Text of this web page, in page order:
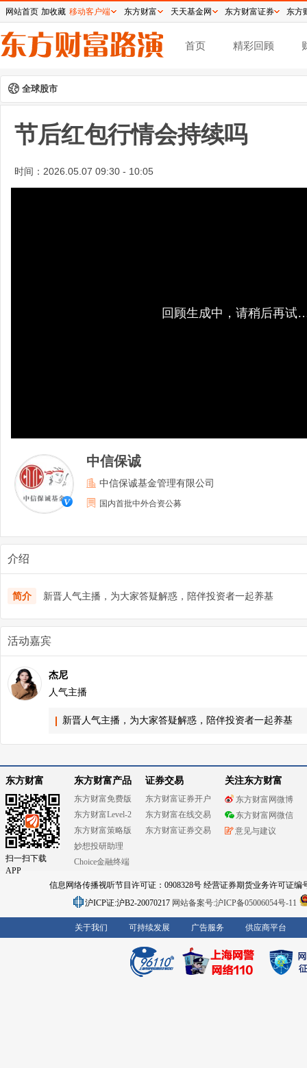
首页 精彩回顾
全球股市
节后红包行情会持续吗
时间： 2026.05.07 09:30 - 10:05
回顾生成中，请稍后再试
中信保诚
中信保诚基金管理有限公司
国内首批中外合资公募
介绍
简介 新晋人气主播，为大家答疑解惑，陪伴投资者一起养基
活动嘉宾
杰尼
人气主播
新晋人气主播，为大家答疑解惑，陪伴投资者一起养基
东方财富
扫一扫下载
APP
东方财富产品
东方财富免费版
东方财富Level-2
东方财富策略版
妙想投研助理
Choice金融终端
证券交易
东方财富证券开户
东方财富在线交易
东方财富证券交易
关注东方财富
东方财富网微博
东方财富网微信
意见与建议
信息网络传播视听节目许可证：0908328号 经营证券期货业务许可证编
沪ICP证:沪B2-20070217 网站备案号:沪ICP备05006054号-11
关于我们 可持续发展 广告服务 供应商平台
网站首页 加收藏 移动客户端 东方财富 天天基金网 东方财富证券 东方